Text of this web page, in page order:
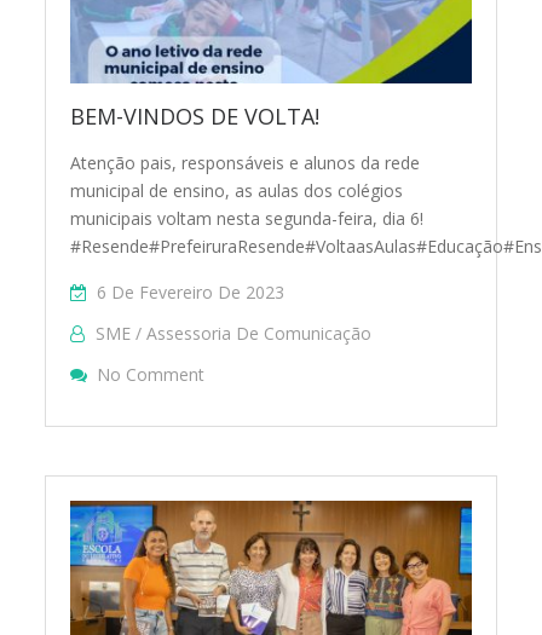
BEM-VINDOS DE VOLTA!
Atenção pais, responsáveis e alunos da rede
municipal de ensino, as aulas dos colégios
municipais voltam nesta segunda-feira, dia 6!
6 De Fevereiro De 2023
SME / Assessoria De Comunicação
No Comment